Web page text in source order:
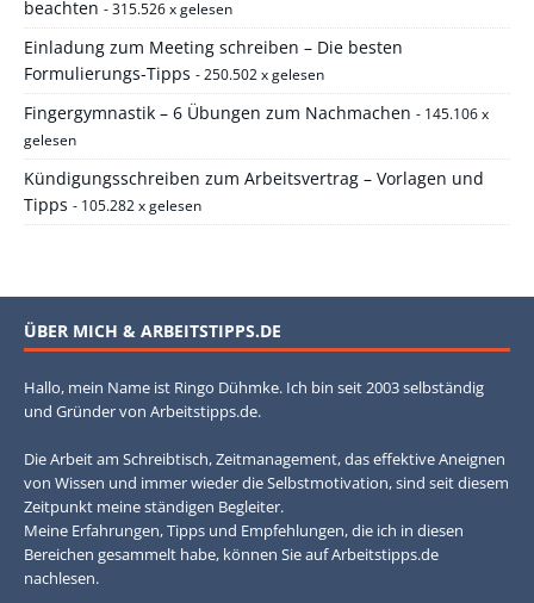
beachten - 315.526 x gelesen
Einladung zum Meeting schreiben – Die besten
Formulierungs-Tipps - 250.502 x gelesen
Fingergymnastik – 6 Übungen zum Nachmachen - 145.106 x
gelesen
Kündigungsschreiben zum Arbeitsvertrag – Vorlagen und
Tipps - 105.282 x gelesen
ÜBER MICH & ARBEITSTIPPS.DE
Hallo, mein Name ist Ringo Dühmke. Ich bin seit 2003 selbständig
und Gründer von Arbeitstipps.de.
Die Arbeit am Schreibtisch, Zeitmanagement, das effektive Aneignen
von Wissen und immer wieder die Selbstmotivation, sind seit diesem
Zeitpunkt meine ständigen Begleiter.
Meine Erfahrungen, Tipps und Empfehlungen, die ich in diesen
Bereichen gesammelt habe, können Sie auf Arbeitstipps.de
nachlesen.